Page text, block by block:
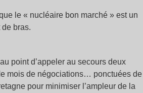
le « nucléaire bon marché » est un
bras.
point d’appeler au secours deux
mois de négociations… ponctuées de
pour minimiser l’ampleur de la